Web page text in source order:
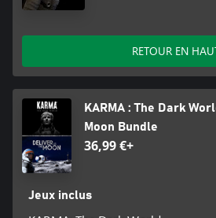
RETOUR EN
KARMA : The Dark
Moon Bundle
36,99 €+
Jeux inclus